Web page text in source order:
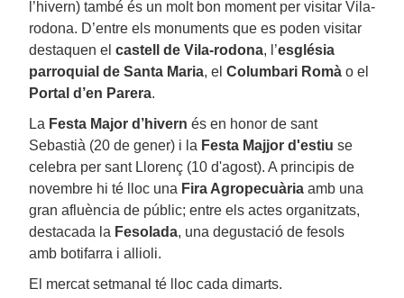
l’hivern) també és un molt bon moment per visitar Vila-
rodona. D’entre els monuments que es poden visitar
destaquen el castell de Vila-rodona, l’església
parroquial de Santa Maria, el Columbari Romà o el
Portal d’en Parera.
La Festa Major d’hivern és en honor de sant
Sebastià (20 de gener) i la Festa Majjor d'estiu se
celebra per sant Llorenç (10 d'agost). A principis de
novembre hi té lloc una Fira Agropecuària amb una
gran afluència de públic; entre els actes organitzats,
destacada la Fesolada, una degustació de fesols
amb botifarra i allioli.
El mercat setmanal té lloc cada dimarts.